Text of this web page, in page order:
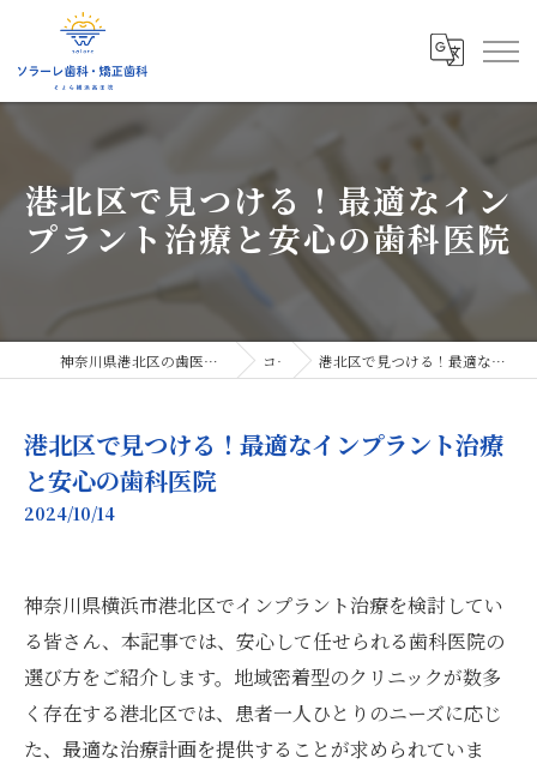
港北区で見つける！最適なイン
プラント治療と安心の歯科医院
神奈川県港北区の歯医者ならソラーレ歯科・矯正歯科 コラム 港北区で見つける！最適なインプラント治療と安心の歯科医院
港北区で見つける！最適なインプラント治療
と安心の歯科医院
2024/10/14
神奈川県横浜市港北区でインプラント治療を検討してい
る皆さん、本記事では、安心して任せられる歯科医院の
選び方をご紹介します。地域密着型のクリニックが数多
く存在する港北区では、患者一人ひとりのニーズに応じ
た、最適な治療計画を提供することが求められていま